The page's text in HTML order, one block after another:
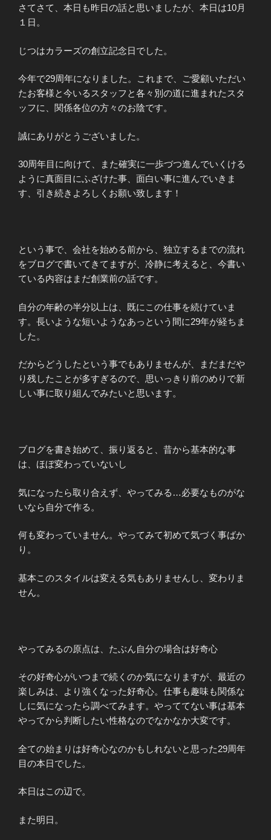
さてさて、本日も昨日の話と思いましたが、本日は10月
１日。
じつはカラーズの創立記念日でした。
今年で29周年になりました。これまで、ご愛顧いただい
たお客様と今いるスタッフと各々別の道に進まれたスタ
ッフに、関係各位の方々のお陰です。
誠にありがとうございました。
30周年目に向けて、また確実に一歩づつ進んでいくける
ように真面目にふざけた事、面白い事に進んでいきま
す、引き続きよろしくお願い致します！
という事で、会社を始める前から、独立するまでの流れ
をブログで書いてきてますが、冷静に考えると、今書い
ている内容はまだ創業前の話です。
自分の年齢の半分以上は、既にこの仕事を続けていま
す。長いような短いようなあっという間に29年が経ちま
した。
だからどうしたという事でもありませんが、まだまだや
り残したことが多すぎるので、思いっきり前のめりで新
しい事に取り組んでみたいと思います。
ブログを書き始めて、振り返ると、昔から基本的な事
は、ほぼ変わっていないし
気になったら取り合えず、やってみる…必要なものがな
いなら自分で作る。
何も変わっていません。やってみて初めて気づく事ばか
り。
基本このスタイルは変える気もありませんし、変わりま
せん。
やってみるの原点は、たぶん自分の場合は好奇心
その好奇心がいつまで続くのか気になりますが、最近の
楽しみは、より強くなった好奇心。仕事も趣味も関係な
しに気になったら調べてみます。やっててない事は基本
やってから判断したい性格なのでなかなか大変です。
全ての始まりは好奇心なのかもしれないと思った29周年
目の本日でした。
本日はこの辺で。
また明日。